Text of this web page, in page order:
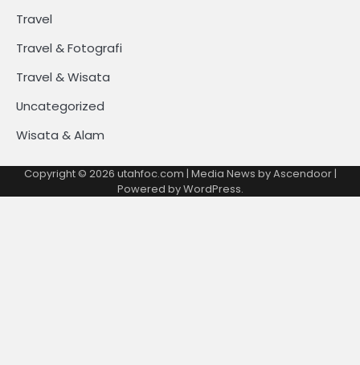
Travel
Travel & Fotografi
Travel & Wisata
Uncategorized
Wisata & Alam
Copyright © 2026 utahfoc.com | Media News byAscendoor|
Powered byWordPress.